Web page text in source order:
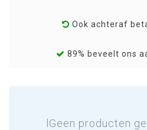
Ook achteraf
89% beveelt ons
lGeen producten